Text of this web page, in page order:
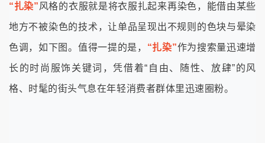
“扎染”风格的衣服就是将衣服扎起来再染色，能借由某些
地方不被染色的技术，让单品呈现出不规则的色块与晕染
色调，如下图。值得一提的是， “扎染”作为搜索量迅速增
长的时尚服饰关键词，凭借着“自由、随性、放肆”的风
格、时髦的街头气息在年轻消费者群体里迅速圈粉。